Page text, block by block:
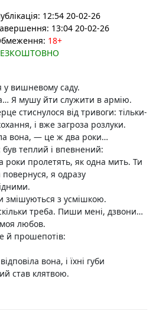
12:54 20-02-26
13:04 20-02-26
18+
у вишневому саду.
Я мушу йти служити в армію.
стиснулося від тривоги: тільки-
і вже загроза розлуки.
вона, — це ж два роки…
був теплий і впевнений:
пролетять, як одна мить. Ти
я одразу
змішуються з усмішкою.
треба. Пиши мені, дзвони…
любов.
й прошепотів:
вона, і їхні губи
став клятвою.